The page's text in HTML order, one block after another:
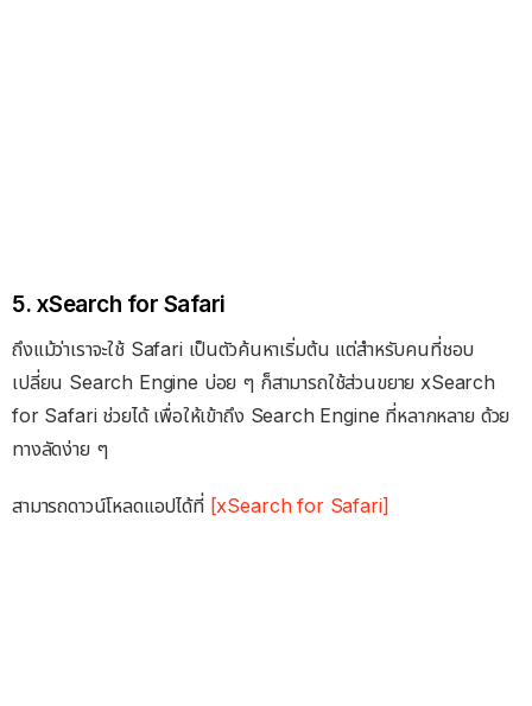
5. xSearch for Safari
ถึงแม้ว่าเราจะใช้ Safari เป็นตัวค้นหาเริ่มต้น แต่สำหรับคนที่ชอบ
เปลี่ยน Search Engine บ่อย ๆ ก็สามารถใช้ส่วนขยาย xSearch
for Safari ช่วยได้ เพื่อให้เข้าถึง Search Engine ที่หลากหลาย ด้วย
ทางลัดง่าย ๆ
สามารถดาวน์โหลดแอปได้ที่ [xSearch for Safari]